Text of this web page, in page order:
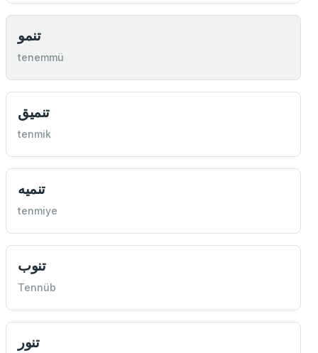
تنمو
tenemmü
تنميق
tenmik
تنميه‌
tenmiye
تنوب
Tennüb
تنور